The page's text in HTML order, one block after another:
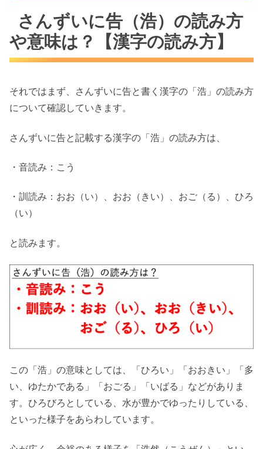
さんずいに告（浩）の読み方
や意味は？【漢字の読み方】
それではまず、さんずいに告と書く漢字の「浩」の読み方
について確認していきます。
さんずいに告と記載する漢字の「浩」の読み方は、
・音読み：こう
・訓読み：おお（い）、おお（きい）、おご（る）、ひろ
（い）
と読みます。
この「浩」の意味としては、「ひろい」「おおきい」「多
い、ゆたかである」「おごる」「いばる」などがありま
す。ひろびろとしている、水が豊かでゆったりしている、
といった様子をあらわしています。